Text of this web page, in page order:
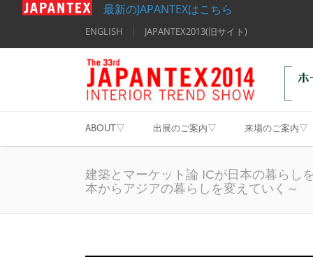
最新のJAPANTEXはこちら
ENGLISH JAPANTEX2013(旧サイト)
ABOUT▽ 出展のご案内▽ 来場のご案内▽
建築とマーケット論 ICが日本の暮らし
本からアジアの暮らしを変えていく～